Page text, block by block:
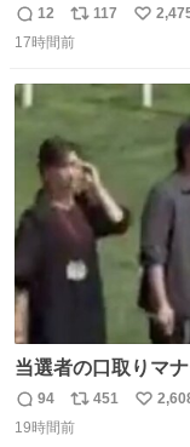
機に入れられない
に手洗い…
返
信
12
リ
ポ
ト
117
い
数
17時間前
当選者の口取りマナー ・私服での参加 ・スマートフ
の撮影 ・調教師へ
ボンにインしていない
返
信
94
リ
ポ
451
い
19時間前